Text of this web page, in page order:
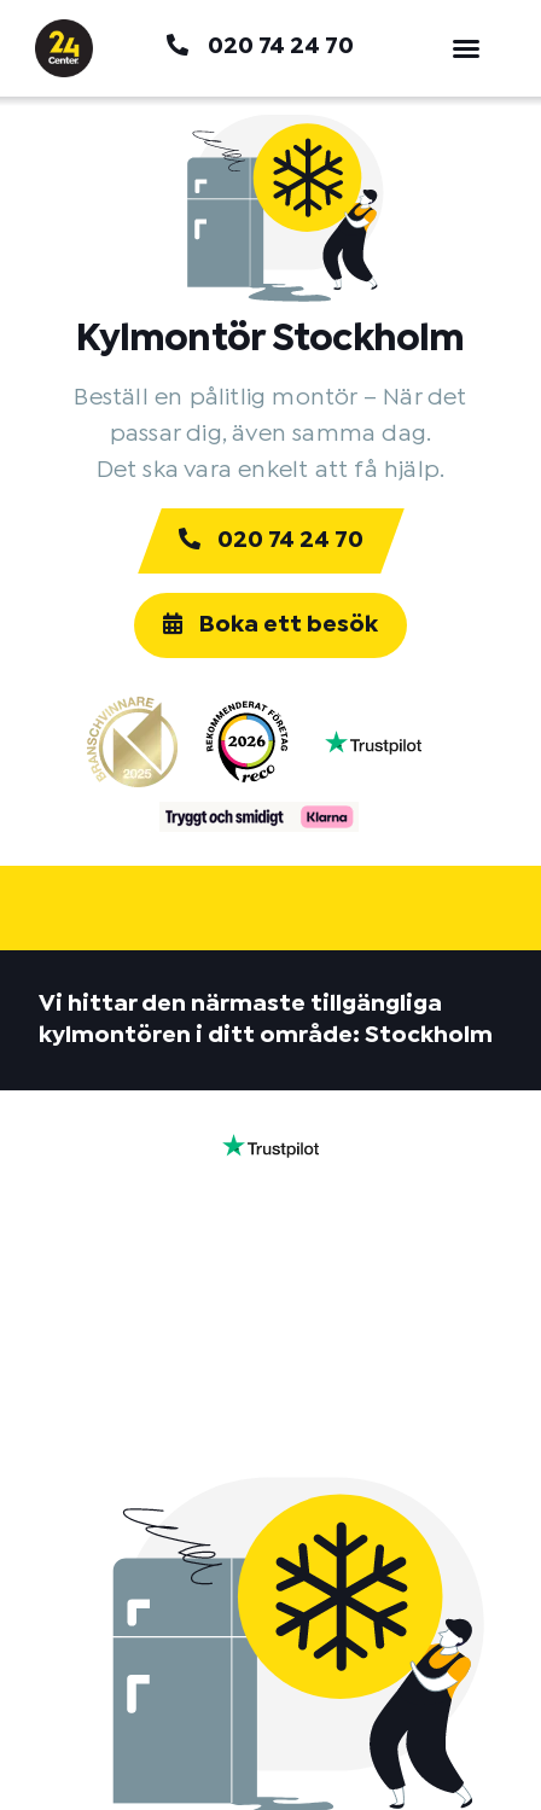
innehåll
020 74 24 70
Kylmontör Stockholm
Beställ en pålitlig montör – När det
passar dig, även samma dag.
Det ska vara enkelt att få hjälp.
020 74 24 70
Boka ett besök
Vi hittar den närmaste tillgängliga
kylmontören i ditt område: Stockholm